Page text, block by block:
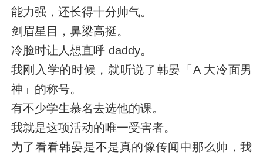
能力强，还长得十分帅气。
剑眉星目，鼻梁高挺。
冷脸时让人想直呼 daddy。
我刚入学的时候，就听说了韩晏「A 大冷面男
神」的称号。
有不少学生慕名去选他的课。
我就是这项活动的唯一受害者。
为了看看韩晏是不是真的像传闻中那么帅，我